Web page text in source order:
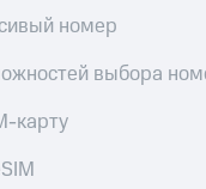
номер
выбора
карту